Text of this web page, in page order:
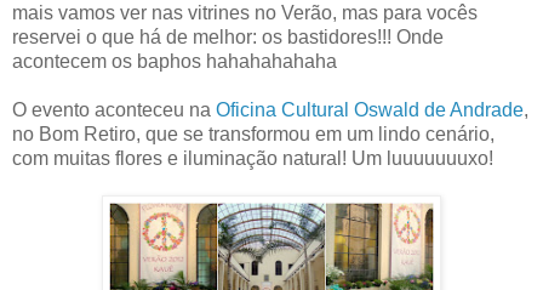
mais vamos ver nas vitrines no Verão, mas para vocês
reservei o que há de melhor: os bastidores!!! Onde
acontecem os baphos hahahahahaha
O evento aconteceu na Oficina Cultural Oswald de Andrade,
no Bom Retiro, que se transformou em um lindo cenário,
com muitas flores e iluminação natural! Um luuuuuuuxo!